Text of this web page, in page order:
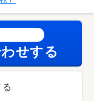
せする